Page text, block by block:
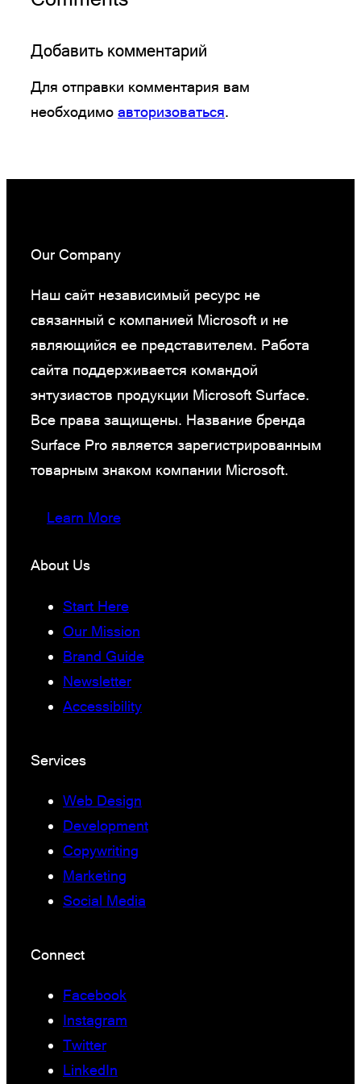
Добавить комментарий
Для отправки комментария вам
необходимо авторизоваться.
Our Company
Наш сайт независимый ресурс не
связанный с компанией Microsoft и не
являющийся ее представителем. Работа
сайта поддерживается командой
энтузиастов продукции Microsoft Surface.
Все права защищены. Название бренда
Surface Pro является зарегистрированным
товарным знаком компании Microsoft.
Learn More
About Us
Start Here
Our Mission
Brand Guide
Newsletter
Accessibility
Services
Web Design
Development
Copywriting
Marketing
Social Media
Connect
Facebook
Instagram
Twitter
LinkedIn